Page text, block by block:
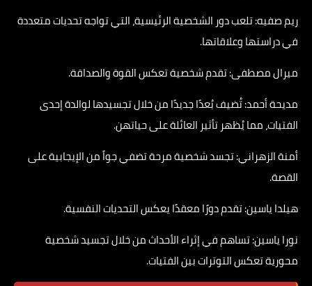
ريم صفيه: تلعب دور الشخصية الرئيسية، التي تواجه تحديات متعددة
في دراستها وعلاقاتها.
ميرال مصطفى: تقدم شخصية تعكس القوة والصداقة.
مديحة أحمد: تُضيف بُعدًا جديدًا من خلال تجسيدها لوالدة إحدى
الفتيات، مما يُظهر تأثير العائلة على حياتهن.
أمنة الزهراني: تجسد شخصية مرحة تضفي جواً من الإيجابية على
القصة.
هيلدا ياسين: تقدم دورًا معقدًا يعكس التحديات النفسية.
نورا ياسين: تساهم في إثراء الأحداث من خلال تجسيد شخصية
محورية تعكس التوترات بين الفتيات.